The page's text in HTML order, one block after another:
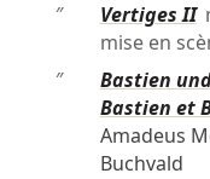
″
Vertiges II
mise en
″
Bastien
Bastien et
Amadeus
Buchvald